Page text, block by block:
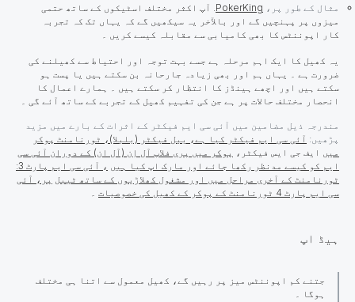
مثال کے طور پر، PokerKing . آپ اکثر مختلف اسٹیکوں کے ساتھ حتمی
میزوں پر پہنچیں گے اور بالآخر یہ سیکھیں گے کہ یہاں تک کہ تجربہ
کار اپوننٹس کا بھی کامیابی سے مقابلہ کیسے کریں ۔
یہ کھیل کا ایک اہم مرحلہ ہے جسے بہت توجہ اور احتیاط سے کھیلنے کی
ضرورت ہے ۔ یہاں ہم اور بھی زیادہ جارحانہ بن سکتے ہیں یا پست ہو
سکتے ہیں اور اچھے ہینڈز کا انتظار کر سکتے ہیں ۔ ہمارے اعمال کا
انحصار مختلف حالات پر ہے جن کی تفہیم کھیل کے تجربے کے ساتھ آئے گی ۔
مندرجہ ذیل مضامین میں آئی سی ایم فیکٹر کے اثرات کے بارے میں مزید
پڑھیں: آئی سی ایم فیکٹر کیا ہے، ببل فیکٹر (بلبلا)، ٹورنامنٹ پوکر
میں ایف جی ایس فیکٹر، پوکر میں پری فلاپ آل اِن (آل ان) کے دوران آئی سی
ایم کو کیسے مدنظر رکھا جائے اور مارک اپ کیا ہیں
، آئی سی ایم پارٹ 3:
ٹورنامنٹ کے آخری مراحل میں اور مشغول کھلاڑیوں کے ساتھ ٹیبل پر، آئی
سی ایم پارٹ 4 ٹورنامنٹ کے پوکر کے کھیل کی خصوصیات
ہیڈ اپ
جتنے کم اپوننٹس میز پر رہیں گے، کھیل معمول سے اتنا ہی مختلف
ہوگا ۔